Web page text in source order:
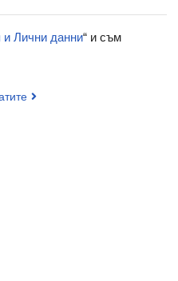
Лични данни“ и съм